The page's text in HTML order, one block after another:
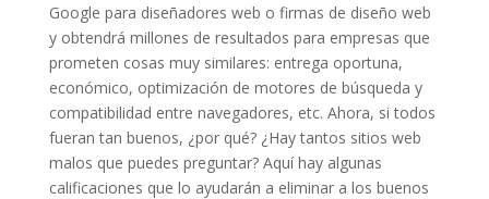
Google para diseñadores web o firmas de diseño web
y obtendrá millones de resultados para empresas que
prometen cosas muy similares: entrega oportuna,
económico, optimización de motores de búsqueda y
compatibilidad entre navegadores, etc. Ahora, si todos
fueran tan buenos, ¿por qué? ¿Hay tantos sitios web
malos que puedes preguntar? Aquí hay algunas
calificaciones que lo ayudarán a eliminar a los buenos